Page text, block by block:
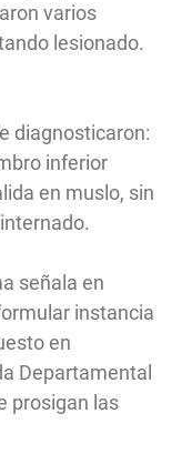
varios
lesionado.
diagnosticaron:
inferior
en muslo, sin
señala en
instancia
en
Departamental
prosigan las